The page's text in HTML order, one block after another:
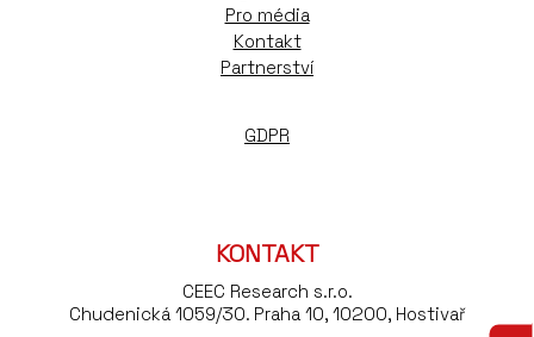
Pro média
Kontakt
Partnerství
GDPR
KONTAKT
CEEC Research s.r.o.
Chudenická 1059/30. Praha 10, 10200, Hostivař